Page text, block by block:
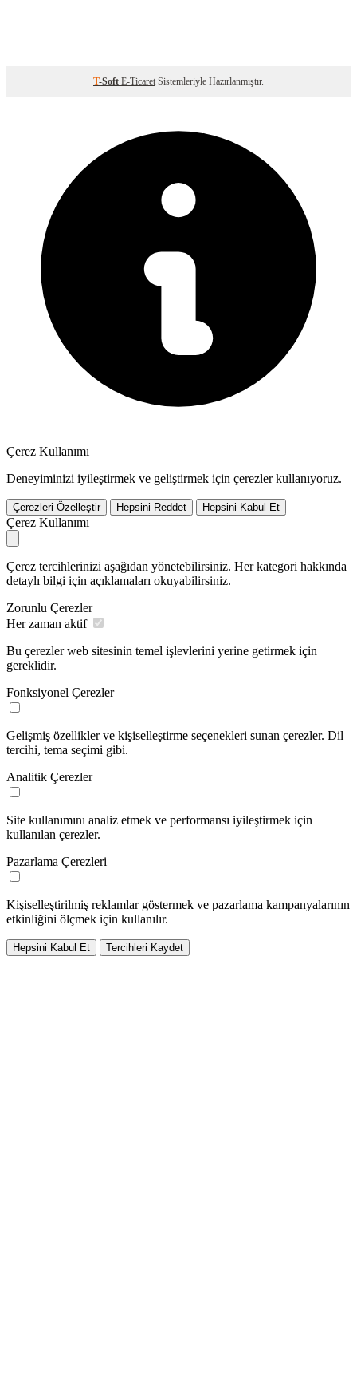
T-Soft E-Ticaret Sistemleriyle Hazırlanmıştır.
Çerez Kullanımı
Deneyiminizi iyileştirmek ve geliştirmek için çerezler kullanıyoruz.
Çerezleri Özelleştir Hepsini Reddet Hepsini Kabul Et
Çerez Kullanımı
Çerez tercihlerinizi aşağıdan yönetebilirsiniz. Her kategori hakkında
detaylı bilgi için açıklamaları okuyabilirsiniz.
Zorunlu Çerezler
Her zaman aktif
Bu çerezler web sitesinin temel işlevlerini yerine getirmek için
gereklidir.
Fonksiyonel Çerezler
Gelişmiş özellikler ve kişiselleştirme seçenekleri sunan çerezler. Dil
tercihi, tema seçimi gibi.
Analitik Çerezler
Site kullanımını analiz etmek ve performansı iyileştirmek için
kullanılan çerezler.
Pazarlama Çerezleri
Kişiselleştirilmiş reklamlar göstermek ve pazarlama kampanyalarının
etkinliğini ölçmek için kullanılır.
Hepsini Kabul Et Tercihleri Kaydet